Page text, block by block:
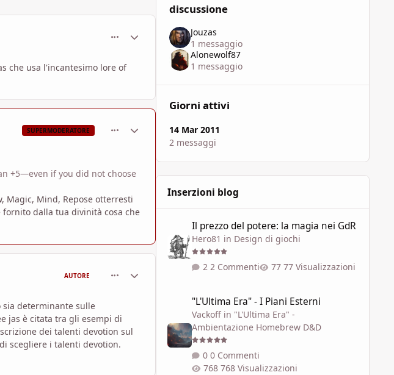
comment_573737
Statistiche Autore
che usa l'incantesimo lore of
SUPERMODERATORE comment_573744
Statistiche Autore
+5—even if you did not choose
Magic, Mind, Repose otterresti
dalla tua divinità cosa che
AUTORE Statistiche Autore
sia determinante sulle
jas è citata tra gli esempi di
dei talenti devotion sul
scegliere i talenti devotion.
discussione
Jouzas
1 messaggio
Alonewolf87
1 messaggio
Giorni attivi
14 Mar 2011
2 messaggi
Inserzioni blog
Il prezzo del potere: la magia nei GdR
Hero81 in Design di giochi
2 Commenti 77 Visualizzazioni
"L'Ultima Era" - I Piani Esterni
Vackoffin "L'Ultima Era" -
Ambientazione Homebrew D&D
0 Commenti
768 Visualizzazioni